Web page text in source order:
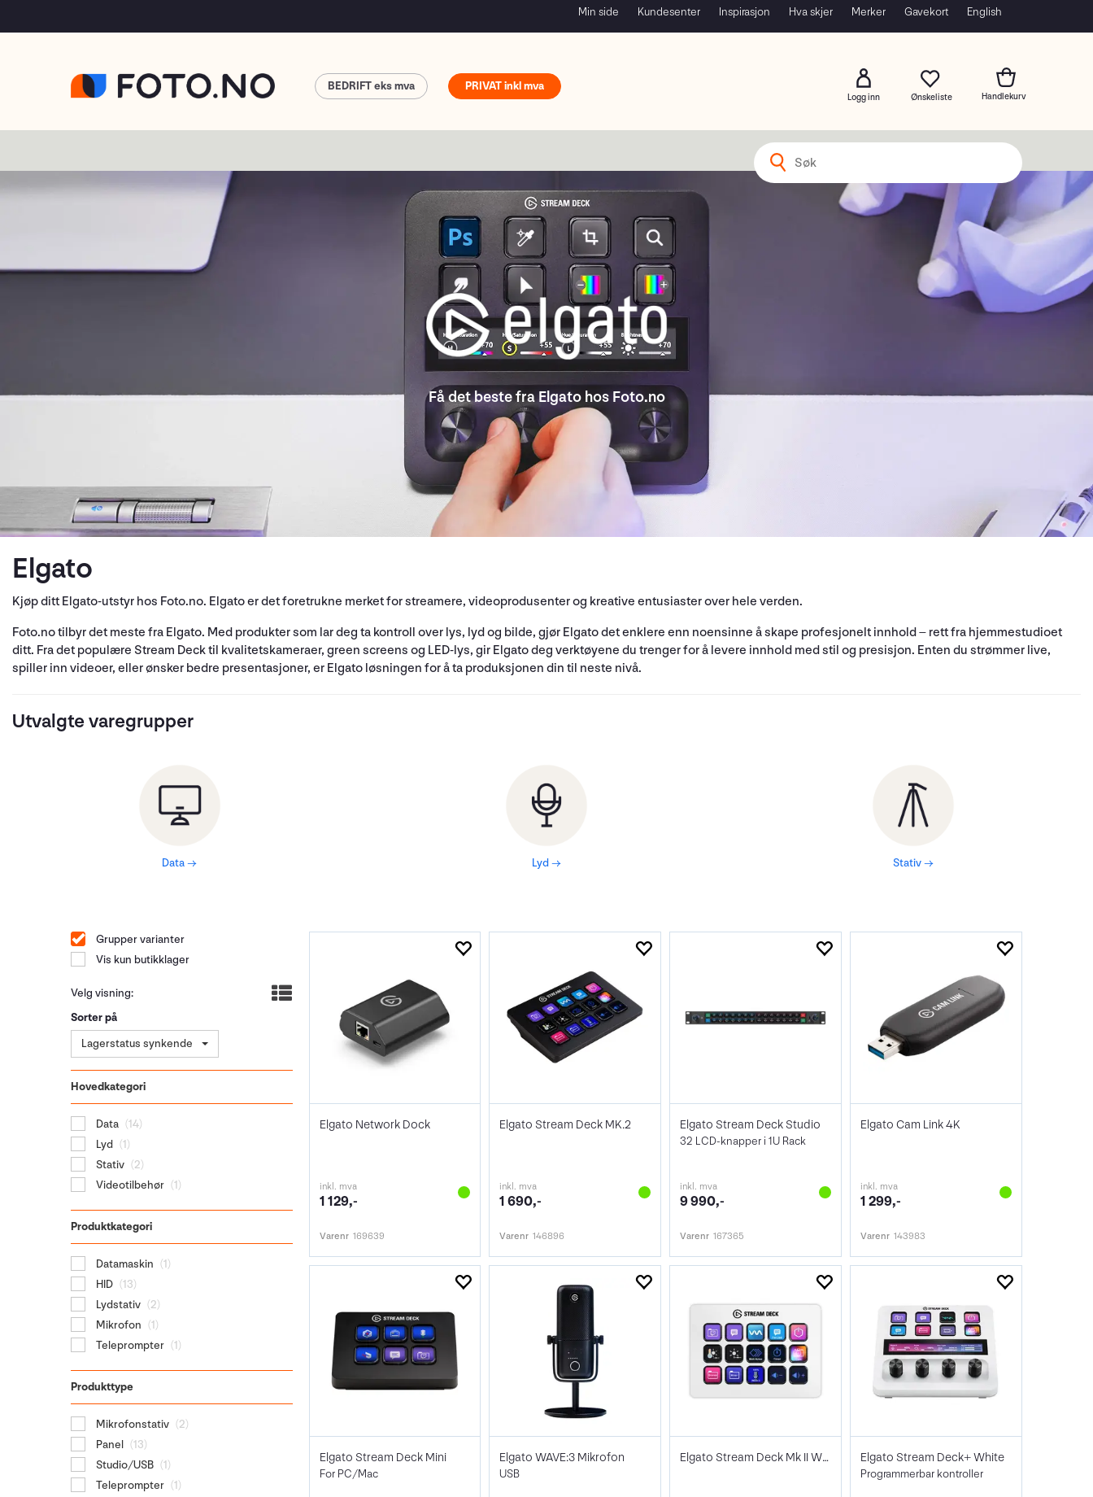
Min side Kundesenter Inspirasjon Hva skjer Merker Gavekort English
Logg inn
PRIVAT
BEDRIFT
Få det beste fra Elgato hos Foto.no
Elgato
Kjøp ditt Elgato-utstyr hos Foto.no. Elgato er det foretrukne merket for streamere, videoprodusenter og kreative entusiaster over hele verden.
Foto.no tilbyr det meste fra Elgato. Med produkter som lar deg ta kontroll over lys, lyd og bilde, gjør Elgato det enklere enn noensinne å skape profesjonelt innhold – rett fra hjemmestudioet
ditt. Fra det populære Stream Deck til kvalitetskameraer, green screens og LED-lys, gir Elgato deg verktøyene du trenger for å levere innhold med stil og presisjon. Enten du strømmer live,
spiller inn videoer, eller ønsker bedre presentasjoner, er Elgato løsningen for å ta produksjonen din til neste nivå.
Utvalgte varegrupper
Data → Lyd → Stativ →
Grupper varianter
Vis kun butikklager
Velg visning:
Sorter på
Lagerstatus synkende
Hovedkategori
Data (14)
Lyd (1)
Stativ (2)
Videotilbehør (1)
Produktkategori
Datamaskin (1)
HID (13)
Lydstativ (2)
Mikrofon (1)
Teleprompter (1)
Produkttype
Mikrofonstativ (2)
Panel (13)
Studio/USB (1)
Teleprompter (1)
Elgato Network Dock
inkl. mva
1 129,-
Varenr 169639
Elgato Stream Deck MK.2
inkl. mva
1 690,-
Varenr 146896
Elgato Stream Deck Studio
32 LCD-knapper i 1U Rack
inkl. mva
9 990,-
Varenr 167365
Elgato Cam Link 4K
inkl. mva
1 299,-
Varenr 143983
Elgato Stream Deck Mini
For PC/Mac
Elgato WAVE:3 Mikrofon
USB
Elgato Stream Deck Mk II White Elgato Stream Deck+ White
Programmerbar kontroller